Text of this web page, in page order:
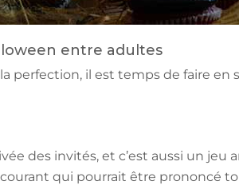
entre adultes
perfection, il est temps de faire en
des invités, et c’est aussi un
qui pourrait être prononcé